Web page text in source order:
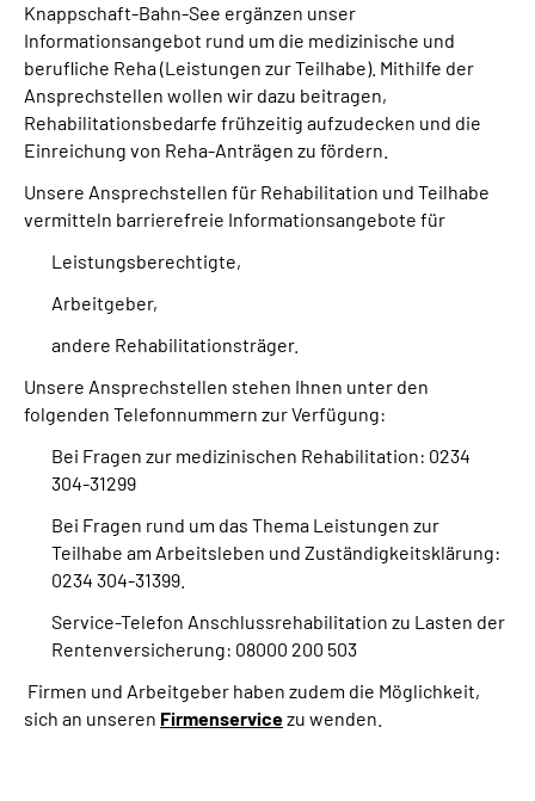
Mein Kundenportal
Knappschaft-Bahn-See ergänzen unser
Informationsangebot rund um die medizinische und
berufliche Reha (Leistungen zur Teilhabe). Mithilfe der
Ansprechstellen wollen wir dazu beitragen,
Rehabilitationsbedarfe frühzeitig aufzudecken und die
Einreichung von Reha-Anträgen zu fördern.
Unsere Ansprechstellen für Rehabilitation und Teilhabe
vermitteln barrierefreie Informationsangebote für
Leistungsberechtigte,
Arbeitgeber,
andere Rehabilitationsträger.
Unsere Ansprechstellen stehen Ihnen unter den
folgenden Telefonnummern zur Verfügung:
Bei Fragen zur medizinischen Rehabilitation: 0234
304-31299
Bei Fragen rund um das Thema Leistungen zur
Teilhabe am Arbeitsleben und Zuständigkeitsklärung:
0234 304-31399.
Service-Telefon Anschlussrehabilitation zu Lasten der
Rentenversicherung: 08000 200 503
Firmen und Arbeitgeber haben zudem die Möglichkeit,
sich an unseren Firmenservicezu wenden.